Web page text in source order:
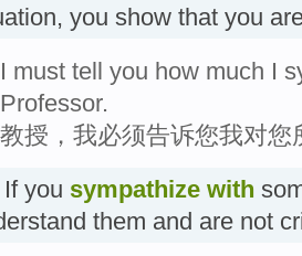
you show that you
I must tell you how much I
Professor.
教授，我必须告诉您我对
If you sympathize with
them and are not